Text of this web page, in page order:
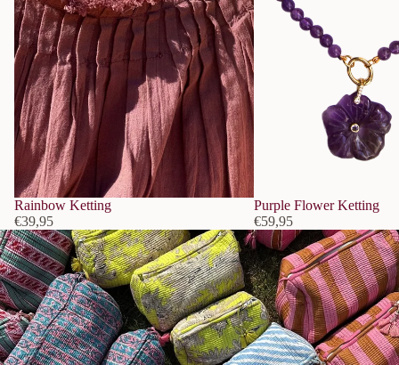
Rainbow Ketting
€39,95
Purple Flower Ketting
€59,95